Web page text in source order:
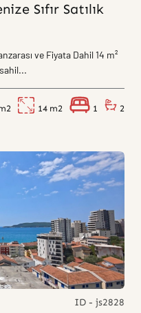
Sıfır Satılık
ve Fiyata Dahil 14 m²
14 1 2
ID - js2828